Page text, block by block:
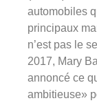
automobiles
principaux
n’est pas le
2017, Mary
annoncé ce
ambitieuse»